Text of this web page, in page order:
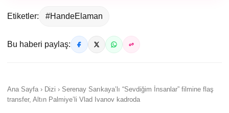
Etiketler: #HandeElaman
Bu haberi paylaş:
Ana Sayfa › Dizi › Serenay Sarıkaya’lı “Sevdiğim İnsanlar” filmine flaş
transfer, Altın Palmiye’li Vlad Ivanov kadroda